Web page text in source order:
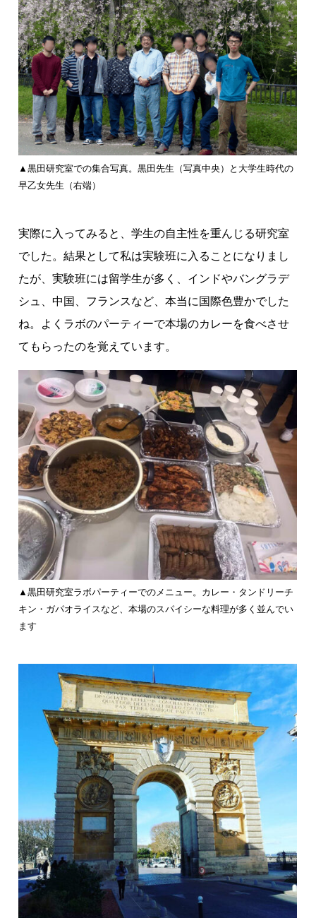
▲黒田研究室での集合写真。黒田先生（写真中央）と大学生時代の
早乙女先生（右端）
実際に入ってみると、学生の自主性を重んじる研究室
でした。結果として私は実験班に入ることになりまし
たが、実験班には留学生が多く、インドやバングラデ
シュ、中国、フランスなど、本当に国際色豊かでした
ね。よくラボのパーティーで本場のカレーを食べさせ
てもらったのを覚えています。
▲黒田研究室ラボパーティーでのメニュー。カレー・タンドリーチ
キン・ガパオライスなど、本場のスパイシーな料理が多く並んでい
ます